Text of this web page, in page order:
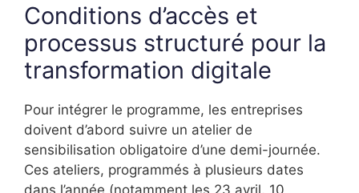
Conditions d’accès et
processus structuré pour la
transformation digitale
Pour intégrer le programme, les entreprises
doivent d’abord suivre un atelier de
sensibilisation obligatoire d’une demi-journée.
Ces ateliers, programmés à plusieurs dates
dans l’année (notamment les 23 avril, 10